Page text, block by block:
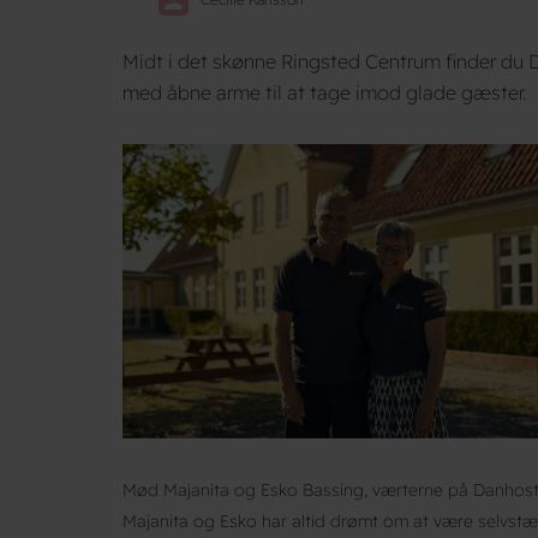
Midt i det skønne Ringsted Centrum finder du
med åbne arme til at tage imod glade gæster.
Mød Majanita og Esko Bassing, værterne på
Majanita og Esko har altid drømt om at være